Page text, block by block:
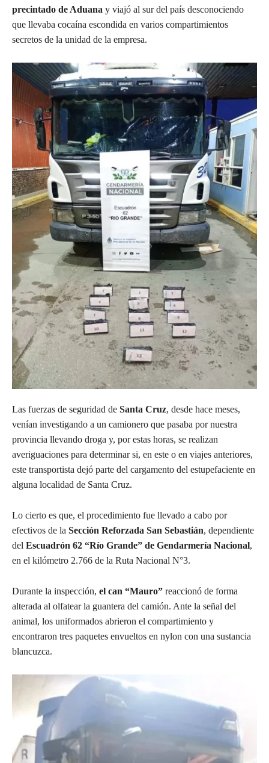
precintado de Aduana y viajó al sur del país desconociendo
que llevaba cocaína escondida en varios compartimientos
secretos de la unidad de la empresa.
Las fuerzas de seguridad de Santa Cruz, desde hace meses,
venían investigando a un camionero que pasaba por nuestra
provincia llevando droga y, por estas horas, se realizan
averiguaciones para determinar si, en este o en viajes anteriores,
este transportista dejó parte del cargamento del estupefaciente en
alguna localidad de Santa Cruz.
Lo cierto es que, el procedimiento fue llevado a cabo por
efectivos de la Sección Reforzada San Sebastián, dependiente
del Escuadrón 62 “Río Grande” de Gendarmería Nacional,
en el kilómetro 2.766 de la Ruta Nacional N°3.
Durante la inspección, el can “Mauro” reaccionó de forma
alterada al olfatear la guantera del camión. Ante la señal del
animal, los uniformados abrieron el compartimiento y
encontraron tres paquetes envueltos en nylon con una sustancia
blancuzca.